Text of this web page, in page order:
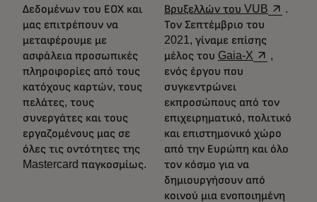
Δεδομένων του ΕΟΧ και
μας επιτρέπουν να
μεταφέρουμε με
ασφάλεια προσωπικές
πληροφορίες από τους
κατόχους καρτών, τους
πελάτες, τους
συνεργάτες και τους
εργαζομένους μας σε
όλες τις οντότητες της
Mastercard παγκοσμίως.
Βρυξελλών του VUB opens in
.
Τον Σεπτέμβριο του
2021, γίναμε επίσης
μέλος του Gaia-X opens in a
,
ενός έργου που
συγκεντρώνει
εκπροσώπους από τον
επιχειρηματικό, πολιτικό
και επιστημονικό χώρο
από την Ευρώπη και όλο
τον κόσμο για να
δημιουργήσουν από
κοινού μια ενοποιημένη